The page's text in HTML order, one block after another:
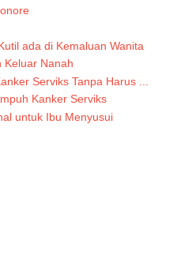
ada di Kemaluan Wanita
Keluar Nanah
Serviks Tanpa Harus ...
Kanker Serviks
untuk Ibu Menyusui